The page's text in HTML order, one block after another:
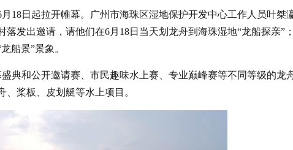
18日起拉开帷幕。广州市海珠区湿地保护开发中心工作人员叶桀
发出邀请，请他们在6月18日当天划龙舟到海珠湿地“龙船探亲”
船景”景象。
典和公开邀请赛、市民趣味水上赛、专业巅峰赛等不同等级的龙
桨板、皮划艇等水上项目。